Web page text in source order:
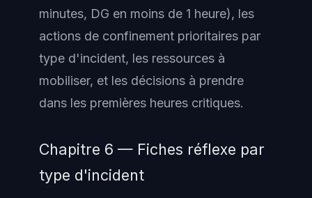
minutes, DG en moins de 1 heure), les
actions de confinement prioritaires par
type d'incident, les ressources à
mobiliser, et les décisions à prendre
dans les premières heures critiques.
Chapitre 6 — Fiches réflexe par
type d'incident